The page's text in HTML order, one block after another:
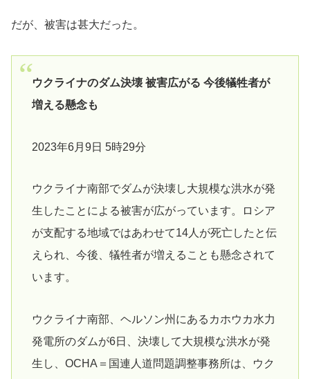
だが、被害は甚大だった。
ウクライナのダム決壊 被害広がる 今後犠牲者が
増える懸念も
2023年6月9日 5時29分
ウクライナ南部でダムが決壊し大規模な洪水が発
生したことによる被害が広がっています。ロシア
が支配する地域ではあわせて14人が死亡したと伝
えられ、今後、犠牲者が増えることも懸念されて
います。
ウクライナ南部、ヘルソン州にあるカホウカ水力
発電所のダムが6日、決壊して大規模な洪水が発
生し、OCHA＝国連人道問題調整事務所は、ウク